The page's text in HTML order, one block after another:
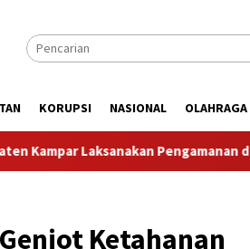
KORUPSI NASIONAL OLAHRAGA
dan Pengaturan Lalu Lintas
Ketahanan